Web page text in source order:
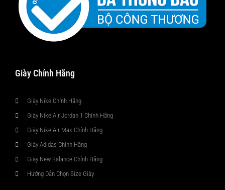
Giày Chính Hãng
Giày Nike Chính Hãng
Giày Nike Air Jordan 1 Chính Hãng
Giày Nike Air Max Chính Hãng
Giày Adidas Chính Hãng
Giày New Balance Chính Hãng
Hướng Dẫn Chọn Size Giày